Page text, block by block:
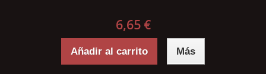
6,65 €
Añadir al carrito Más